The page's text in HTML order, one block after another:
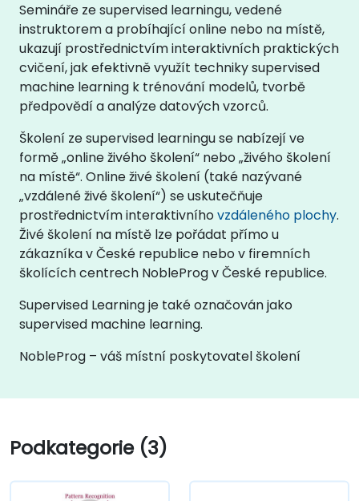
Semináře ze supervised learningu, vedené
instruktorem a probíhající online nebo na místě,
ukazují prostřednictvím interaktivních praktických
cvičení, jak efektivně využít techniky supervised
machine learning k trénování modelů, tvorbě
předpovědí a analýze datových vzorců.
Školení ze supervised learningu se nabízejí ve
formě „online živého školení“ nebo „živého školení
na místě“. Online živé školení (také nazývané
„vzdálené živé školení“) se uskutečňuje
prostřednictvím interaktivníhovzdáleného plochy.
Živé školení na místě lze pořádat přímo u
zákazníka v České republice nebo v firemních
školících centrech NobleProg v České republice.
Supervised Learning je také označován jako
supervised machine learning.
NobleProg – váš místní poskytovatel školení
Podkategorie (3)